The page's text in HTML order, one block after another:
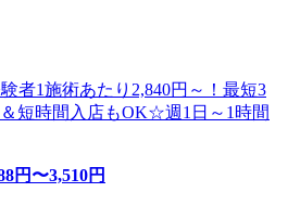
者1施術あたり2,840円～！最短3
短時間入店もOK☆週1日～1時間
円〜3,510円